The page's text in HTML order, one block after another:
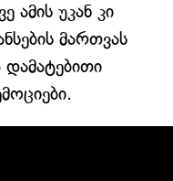
ამის უკან კი
მართვას